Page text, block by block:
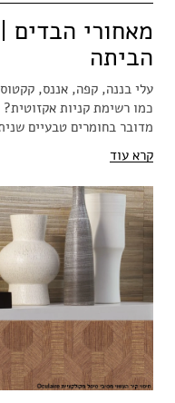
מאחורי
הביתה
עלי בננה, קפה, אננס,
כמו רשימת קניות אקזוטית?
מדובר בחומרים טבעיים
קרא עוד